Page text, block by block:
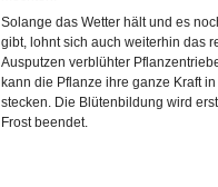
Solange das Wetter hält und es
gibt, lohnt sich auch weiterhin das
Ausputzen verblühter
kann die Pflanze ihre ganze Kraft
stecken. Die Blütenbildung wird
Frost beendet.